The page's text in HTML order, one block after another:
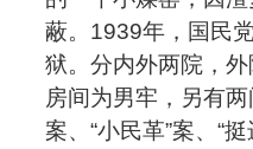
蔽。1939年，国民
狱。分内外两院，
房间为男牢，另有
案、“小民革”案、“